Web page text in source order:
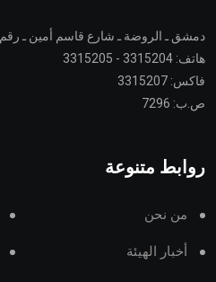
دمشق ـ الروضة ـ شارع قاسم أمين ـ رقم 39
هاتف: 3315204 - 3315205
فاكس: 3315207
ص.ب: 7296
روابط متنوعة
من نحن
أخبار الهيئة